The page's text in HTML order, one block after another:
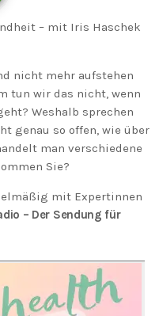
– mit Iris Haschek
nicht mehr aufstehen
tun wir das nicht, wenn
Weshalb sprechen
genau so offen, wie über
man verschiedene
Sie?
mit Expertinnen
– Der Sendung für